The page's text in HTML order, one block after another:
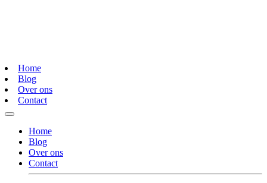
Home
Blog
Over ons
Contact
Home
Blog
Over ons
Contact